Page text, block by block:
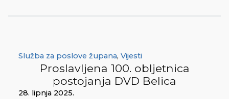
Služba za poslove župana, Vijesti
Proslavljena 100. obljetnica
postojanja DVD Belica
28. lipnja 2025.